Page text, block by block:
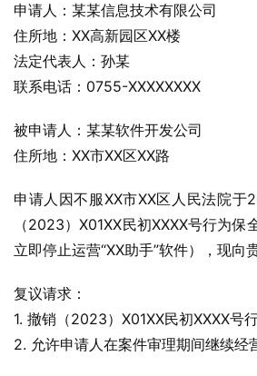
申请人：某某信息技术有限公司
住所地：XX高新园区XX楼
法定代表人：孙某
联系电话：0755-XXXXXXXX
被申请人：某某软件开发公司
住所地：XX市XX区XX路
申请人因不服XX市XX区人民法院于
（2023）X01XX民初XXXX号行为保
立即停止运营“XX助手”软件），现向
复议请求：
1. 撤销（2023）X01XX民初XXXX号
2. 允许申请人在案件审理期间继续经